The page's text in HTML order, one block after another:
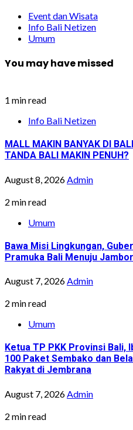
Event dan Wisata
Info Bali Netizen
Umum
You may have missed
1 min read
Info Bali Netizen
MALL MAKIN BANYAK DI
TANDA BALI MAKIN PENUH?
August 8, 2026 Admin
2 min read
Umum
Bawa Misi Lingkungan,
Pramuka Bali Menuju
August 7, 2026Admin
2 min read
Umum
Ketua TP PKK Provinsi Bali,
100 Paket Sembako dan
Rakyat di Jembrana
August 7, 2026 Admin
2 min read